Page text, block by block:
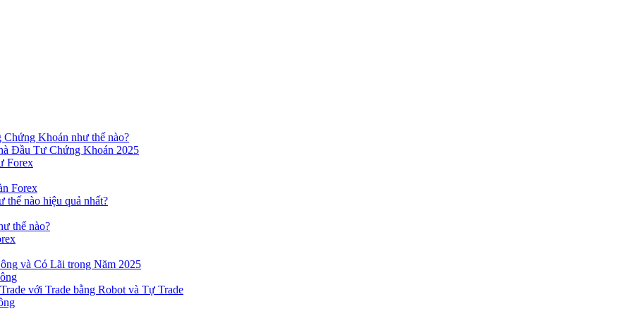
Khoán như thế nào?
Đầu Tư Chứng Khoán 2025
Forex
Forex
nào hiệu quả nhất?
thế nào?
và Có Lãi trong Năm 2025
với Trade bằng Robot và Tự Trade